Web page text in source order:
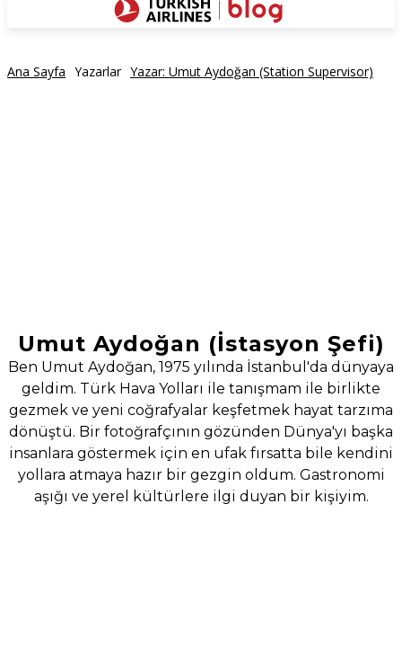
Ana Sayfa Yazarlar Yazar: Umut Aydoğan (Station Supervisor)
Umut Aydoğan (İstasyon Şefi)
Ben Umut Aydoğan, 1975 yılında İstanbul'da dünyaya
geldim. Türk Hava Yolları ile tanışmam ile birlikte
gezmek ve yeni coğrafyalar keşfetmek hayat tarzıma
dönüştü. Bir fotoğrafçının gözünden Dünya'yı başka
insanlara göstermek için en ufak fırsatta bile kendini
yollara atmaya hazır bir gezgin oldum. Gastronomi
aşığı ve yerel kültürlere ilgi duyan bir kişiyim.